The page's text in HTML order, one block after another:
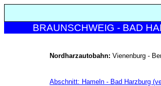
BRAUNSCHWEIG - BAD
Nordharzautobahn: Vienenburg -
Abschnitt: Hameln - Bad Harzburg